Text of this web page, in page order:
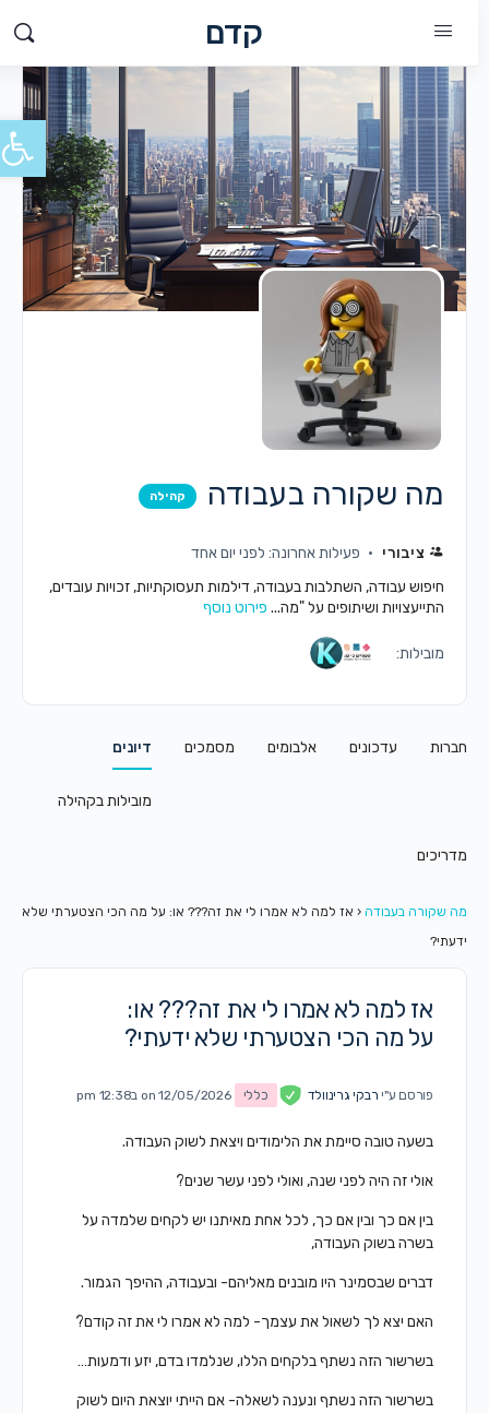
קדם
מה שקורה בעבודה קהילה
ציבורי
פעילות אחרונה: לפני יום אחד
חיפוש עבודה, השתלבות בעבודה, דילמות תעסוקתיות, זכויות עובדים,
התייעצויות ושיתופים על "מה...פירוט נוסף
מובילות:
חברות עדכונים אלבומים מסמכים דיונים
מובילות בקהילה
מדריכים
מה שקורה בעבודה ‹ אז למה לא אמרו לי את זה??? או: על מה הכי הצטערתי שלא
ידעתי?
אז למה לא אמרו לי את זה??? או:
על מה הכי הצטערתי שלא ידעתי?
פורסם ע"ירבקי גרינוולד כללי on 12/05/2026 ב12:38 pm
בשעה טובה סיימת את הלימודים ויצאת לשוק העבודה.
אולי זה היה לפני שנה, ואולי לפני עשר שנים?
בין אם כך ובין אם כך, לכל אחת מאיתנו יש לקחים שלמדה על
בשרה בשוק העבודה,
דברים שבסמינר היו מובנים מאליהם- ובעבודה, ההיפך הגמור.
האם יצא לך לשאול את עצמך- למה לא אמרו לי את זה קודם?
בשרשור הזה נשתף בלקחים הללו, שנלמדו בדם, יזע ודמעות…
בשרשור הזה נשתף ונענה לשאלה- אם הייתי יוצאת היום לשוק
פתח